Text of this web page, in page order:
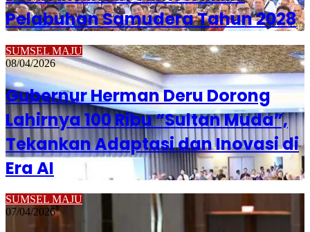
Pelabuhan Samudera Tahun 2028
SUMSEL MAJU
08/04/2026
Gubernur Herman Deru Dorong
Lahirnya 100 Ribu “Sultan Muda”,
Tekankan Adaptasi dan Inovasi di
Era AI
SUMSEL MAJU
07/04/2026